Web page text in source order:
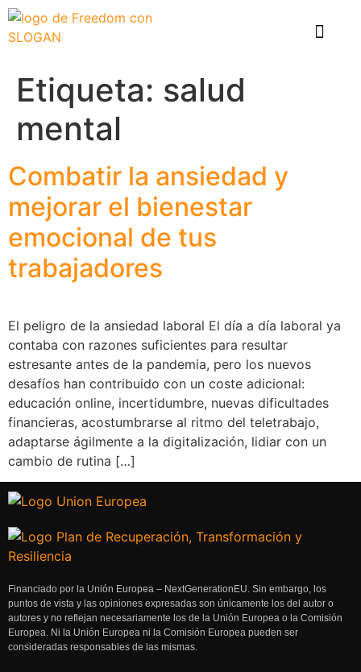
Etiqueta: salud
mental
Combatir la ansiedad y
mejorar el bienestar
emocional de tus
trabajadores
El peligro de la ansiedad laboral El día a día laboral ya
contaba con razones suficientes para resultar
estresante antes de la pandemia, pero los nuevos
desafíos han contribuido con un coste adicional:
educación online, incertidumbre, nuevas dificultades
financieras, acostumbrarse al ritmo del teletrabajo,
adaptarse ágilmente a la digitalización, lidiar con un
cambio de rutina […]
Financiado por la Unión Europea – NextGenerationEU. Sin embargo, los
puntos de vista y las opiniones expresadas son únicamente los del autor o
autores y no reflejan necesariamente los de la Unión Europea o la Comisión
Europea. Ni la Unión Europea ni la Comisión Europea pueden ser
consideradas responsables de las mismas.